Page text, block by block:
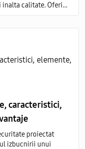
inalta calitate. Oferim
de monitorizare
caracteristici,
proiectat
izbucnirii unui